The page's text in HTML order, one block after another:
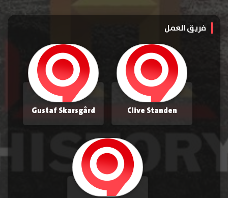
فريق العمل
Clive Standen
Gustaf Skarsgård